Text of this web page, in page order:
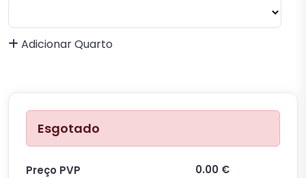
Adicionar Quarto
Esgotado
Preço PVP 0.00 €